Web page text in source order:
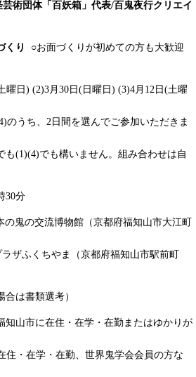
術団体「百妖箱」代表/百鬼夜行クリエイ
くり ○お面づくりが初めての方も大歓迎
曜日) (2)3月30日(日曜日) (3)4月12日(土曜
うち、2日間を選んでご参加いただきま
も(1)(4)でも構いません。組み合わせは自
30分
鬼の交流博物館（京都府福知山市大江町
ザふくちやま（京都府福知山市駅前町
合は書類選考）
知山市に在住・在学・在勤またはゆかりが
・在学・在勤、世界鬼学会会員の方な